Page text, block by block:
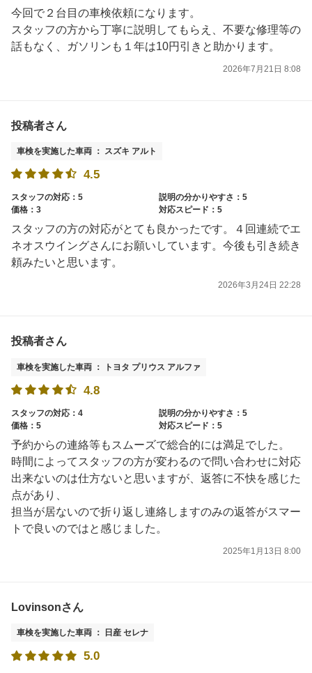
今回で２台目の車検依頼になります。
スタッフの方から丁寧に説明してもらえ、不要な修理等の
話もなく、ガソリンも１年は10円引きと助かります。
2026年7月21日 8:08
投稿者さん
車検を実施した車両 ： スズキ アルト
4.5
スタッフの対応：5
説明の分かりやすさ：5
価格：3
対応スピード：5
スタッフの方の対応がとても良かったです。４回連続でエ
ネオスウイングさんにお願いしています。今後も引き続き
頼みたいと思います。
2026年3月24日 22:28
投稿者さん
車検を実施した車両 ： トヨタ プリウス アルファ
4.8
スタッフの対応：4
説明の分かりやすさ：5
価格：5
対応スピード：5
予約からの連絡等もスムーズで総合的には満足でした。
時間によってスタッフの方が変わるので問い合わせに対応
出来ないのは仕方ないと思いますが、返答に不快を感じた
点があり、
担当が居ないので折り返し連絡しますのみの返答がスマー
トで良いのではと感じました。
2025年1月13日 8:00
Lovinsonさん
車検を実施した車両 ： 日産 セレナ
5.0